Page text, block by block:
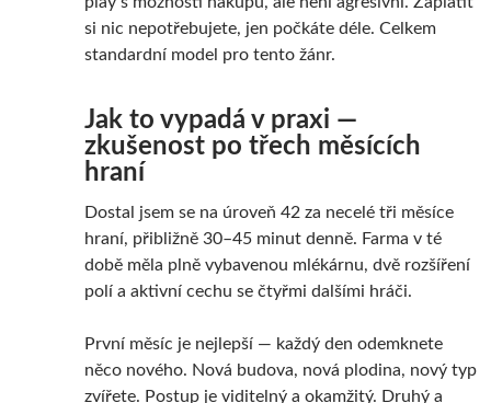
si nic nepotřebujete, jen počkáte déle. Celkem
standardní model pro tento žánr.
Jak to vypadá v praxi —
zkušenost po třech měsících
hraní
Dostal jsem se na úroveň 42 za necelé tři měsíce
hraní, přibližně 30–45 minut denně. Farma v té
době měla plně vybavenou mlékárnu, dvě rozšíření
polí a aktivní cechu se čtyřmi dalšími hráči.
První měsíc je nejlepší — každý den odemknete
něco nového. Nová budova, nová plodina, nový typ
zvířete. Postup je viditelný a okamžitý. Druhý a